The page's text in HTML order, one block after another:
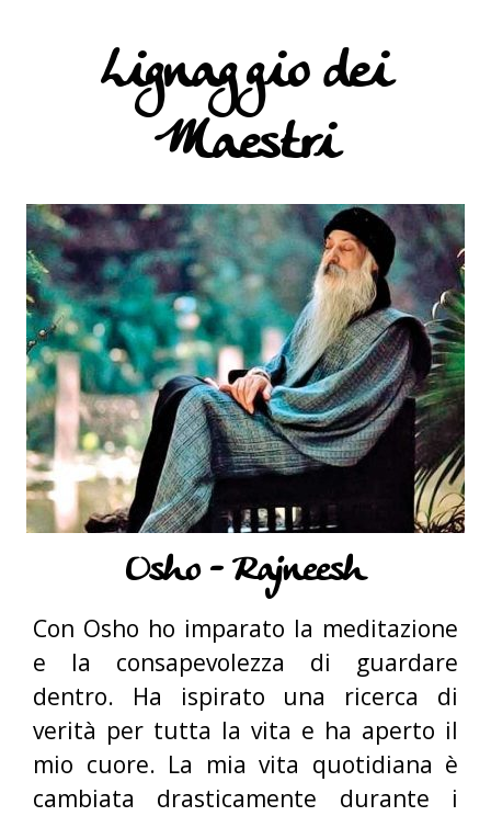
Lignaggio dei
Maestri
Osho - Rajneesh
Con Osho ho imparato la meditazione
e la consapevolezza di guardare
dentro. Ha ispirato una ricerca di
verità per tutta la vita e ha aperto il
mio cuore. La mia vita quotidiana è
cambiata drasticamente durante i